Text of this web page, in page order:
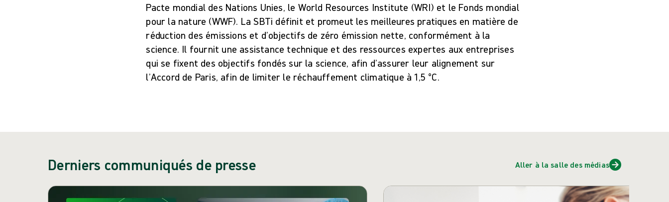
Pacte mondial des Nations Unies, le World Resources Institute (WRI) et le Fonds mondial
pour la nature (WWF). La SBTi définit et promeut les meilleures pratiques en matière de
réduction des émissions et d’objectifs de zéro émission nette, conformément à la
science. Il fournit une assistance technique et des ressources expertes aux entreprises
qui se fixent des objectifs fondés sur la science, afin d’assurer leur alignement sur
l’Accord de Paris, afin de limiter le réchauffement climatique à 1,5 °C.
Derniers communiqués de presse Aller à la salle des médias